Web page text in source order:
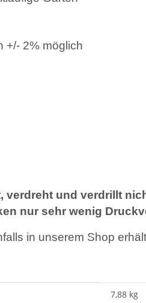
+/- 2% möglich
und verdrillt
nur sehr wenig
in unserem Shop
7,88 kg